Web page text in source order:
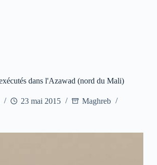
dans l'Azawad (nord du Mali)
23 mai 2015
Maghreb